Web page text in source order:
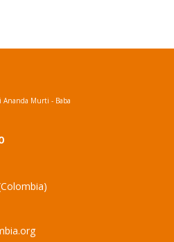
Murti - Baba